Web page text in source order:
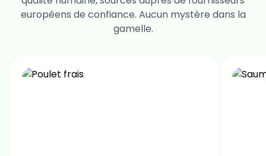
européens de confiance. Aucun mystère dans la
gamelle.